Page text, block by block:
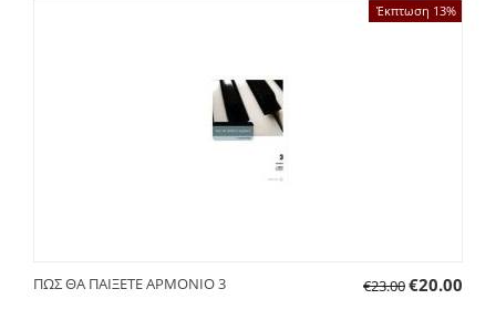
Έκπτωση 13%
ΠΩΣ ΘΑ ΠΑΙΞΕΤΕ ΑΡΜΟΝΙΟ 3 €23.00€20.00